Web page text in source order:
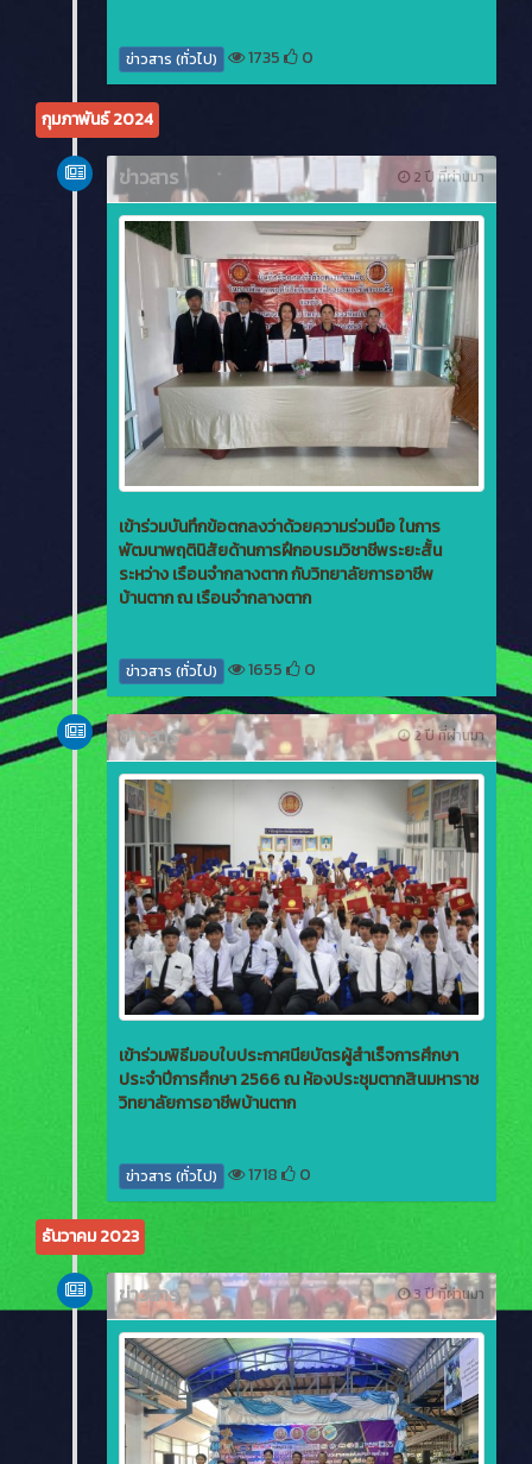
ข่าวสาร (ทั่วไป) 1735 0
กุมภาพันธ์ 2024
2 ปี ที่ผ่านมา
ข่าวสาร
เข้าร่วมบันทึกข้อตกลงว่าด้วยความร่วมมือ ในการ
พัฒนาพฤตินิสัยด้านการฝึกอบรมวิชาชีพระยะสั้น
ระหว่าง เรือนจำกลางตาก กับวิทยาลัยการอาชีพ
บ้านตาก ณ เรือนจำกลางตาก
ข่าวสาร (ทั่วไป) 1655 0
2 ปี ที่ผ่านมา
ข่าวสาร
เข้าร่วมพิธีมอบใบประกาศนียบัตรผู้สำเร็จการศึกษา
ประจำปีการศึกษา 2566 ณ ห้องประชุมตากสินมหาราช
วิทยาลัยการอาชีพบ้านตาก
ข่าวสาร (ทั่วไป) 1718 0
ธันวาคม 2023
3 ปี ที่ผ่านมา
ข่าวสาร